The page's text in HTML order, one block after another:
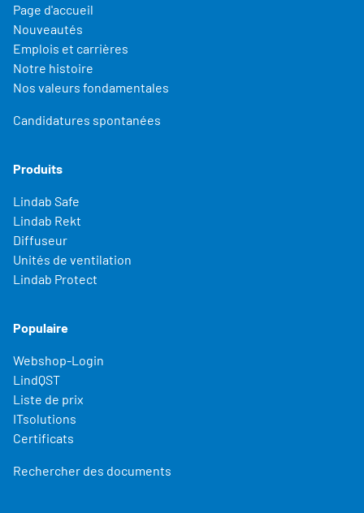
Page d'accueil
Nouveautés
Emplois et carrières
Notre histoire
Nos valeurs fondamentales
Candidatures spontanées
Produits
Lindab Safe
Lindab Rekt
Diffuseur
Unités de ventilation
Lindab Protect
Populaire
Webshop-Login
LindQST
Liste de prix
ITsolutions
Certificats
Rechercher des documents